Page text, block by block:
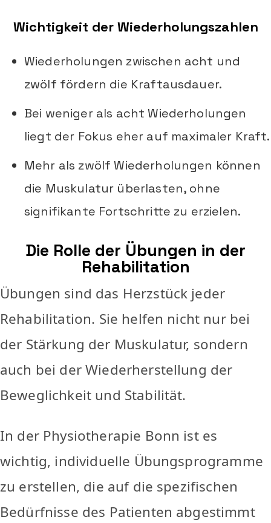
Wichtigkeit der Wiederholungszahlen
Wiederholungen zwischen acht und
zwölf fördern die Kraftausdauer.
Bei weniger als acht Wiederholungen
liegt der Fokus eher auf maximaler Kraft.
Mehr als zwölf Wiederholungen können
die Muskulatur überlasten, ohne
signifikante Fortschritte zu erzielen.
Die Rolle der Übungen in der
Rehabilitation
Übungen sind das Herzstück jeder
Rehabilitation. Sie helfen nicht nur bei
der Stärkung der Muskulatur, sondern
auch bei der Wiederherstellung der
Beweglichkeit und Stabilität.
In der Physiotherapie Bonn ist es
wichtig, individuelle Übungsprogramme
zu erstellen, die auf die spezifischen
Bedürfnisse des Patienten abgestimmt